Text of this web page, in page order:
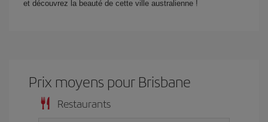
et découvrez la beauté de cette ville australienne !
Prix ​​moyens pour Brisbane
Restaurants